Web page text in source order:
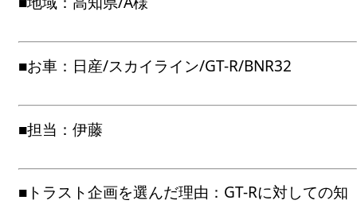
■お車：日産/スカイライン/GT-R/BNR32
■担当：伊藤
■トラスト企画を選んだ理由：GT-Rに対しての知